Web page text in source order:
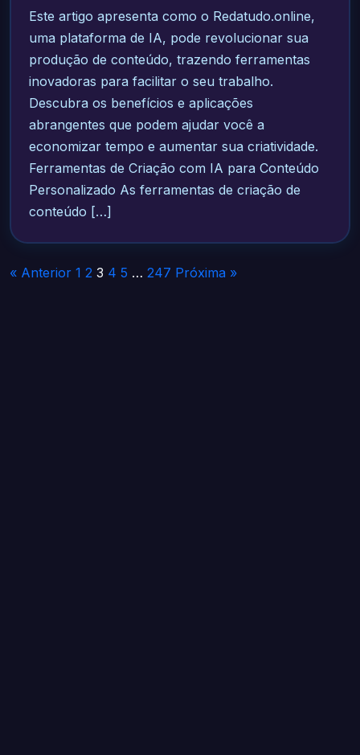
Este artigo apresenta como o Redatudo.online,
uma plataforma de IA, pode revolucionar sua
produção de conteúdo, trazendo ferramentas
inovadoras para facilitar o seu trabalho.
Descubra os benefícios e aplicações
abrangentes que podem ajudar você a
economizar tempo e aumentar sua criatividade.
Ferramentas de Criação com IA para Conteúdo
Personalizado As ferramentas de criação de
conteúdo […]
Paginação
« Anterior 1 2 3 4 5 … 247 Próxima »